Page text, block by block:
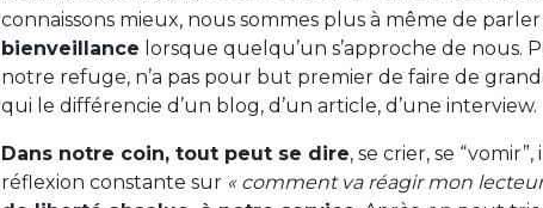
connaissons mieux, nous sommes plus à même de
bienveillance lorsque quelqu’un s’approche de nous.
notre refuge, n’a pas pour but premier de faire de
qui le différencie d’un blog, d’un article, d’une interview.
Dans notre coin, tout peut se dire, se crier, se
réflexion constante sur « comment va réagir mon lecteur